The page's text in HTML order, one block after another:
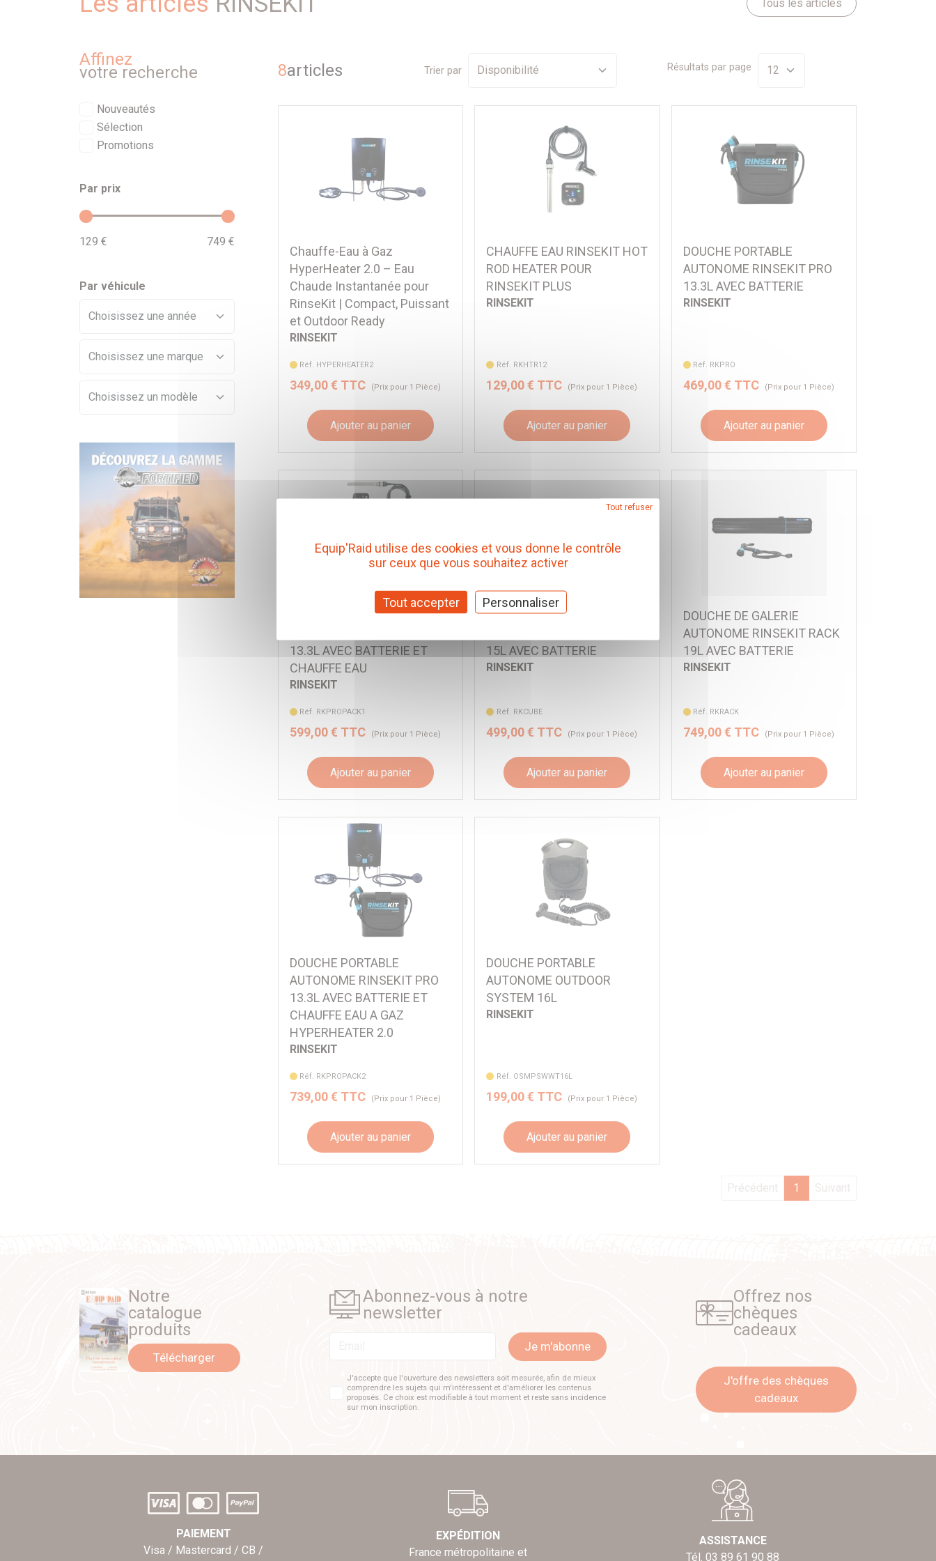
Tous les articles
8articles Trier par Résultats par page
Chauffe-Eau à Gaz
HyperHeater 2.0 – Eau
Chaude Instantanée pour
RinseKit | Compact, Puissant
et Outdoor Ready
RINSEKIT
Réf. HYPERHEATER2
349,00 € TTC (Prix pour 1 Pièce)
Ajouter au panier
CHAUFFE EAU RINSEKIT HOT
ROD HEATER POUR
RINSEKIT PLUS
RINSEKIT
Réf. RKHTR12
129,00 € TTC (Prix pour 1 Pièce)
Ajouter au panier
DOUCHE PORTABLE
AUTONOME RINSEKIT PRO
13.3L AVEC BATTERIE
RINSEKIT
Réf. RKPRO
469,00 € TTC (Prix pour 1 Pièce)
Ajouter au panier
DOUCHE PORTABLE
13.3L AVEC BATTERIE ET
CHAUFFE EAU
RINSEKIT
Réf. RKPROPACK1
599,00 € TTC (Prix pour 1 Pièce)
Ajouter au panier
DOUCHE PORTABLE
15L AVEC BATTERIE
RINSEKIT
Réf. RKCUBE
499,00 € TTC (Prix pour 1 Pièce)
Ajouter au panier
DOUCHE DE GALERIE
AUTONOME RINSEKIT RACK
19L AVEC BATTERIE
RINSEKIT
Réf. RKRACK
749,00 € TTC (Prix pour 1 Pièce)
Ajouter au panier
DOUCHE PORTABLE
AUTONOME RINSEKIT PRO
13.3L AVEC BATTERIE ET
CHAUFFE EAU A GAZ
HYPERHEATER 2.0
RINSEKIT
Réf. RKPROPACK2
739,00 € TTC (Prix pour 1 Pièce)
Ajouter au panier
DOUCHE PORTABLE
AUTONOME OUTDOOR
SYSTEM 16L
RINSEKIT
Réf. OSMPSWWT16L
199,00 € TTC (Prix pour 1 Pièce)
Ajouter au panier
Précédent 1 Suivant
Affinez
votre recherche
Nouveautés
Sélection
Promotions
Par prix
129 € 749 €
Par véhicule
Notre
catalogue
produits
Télécharger
Abonnez-vous à notre
newsletter
Je m'abonne
J'accepte que l'ouverture des newsletters soit mesurée, afin de mieux
comprendre les sujets qui m'intéressent et d'améliorer les contenus
proposés. Ce choix est modifiable à tout moment et reste sans incidence
sur mon inscription.
Offrez nos
chèques
cadeaux
J'offre des chèques
cadeaux
PAIEMENT
Visa / Mastercard / CB /
EXPÉDITION
France métropolitaine et
ASSISTANCE
Tél. 03 89 61 90 88
Equip'Raid utilise des cookies et vous donne le contrôle
sur ceux que vous souhaitez activer
Tout accepter
Tout refuser
Personnaliser